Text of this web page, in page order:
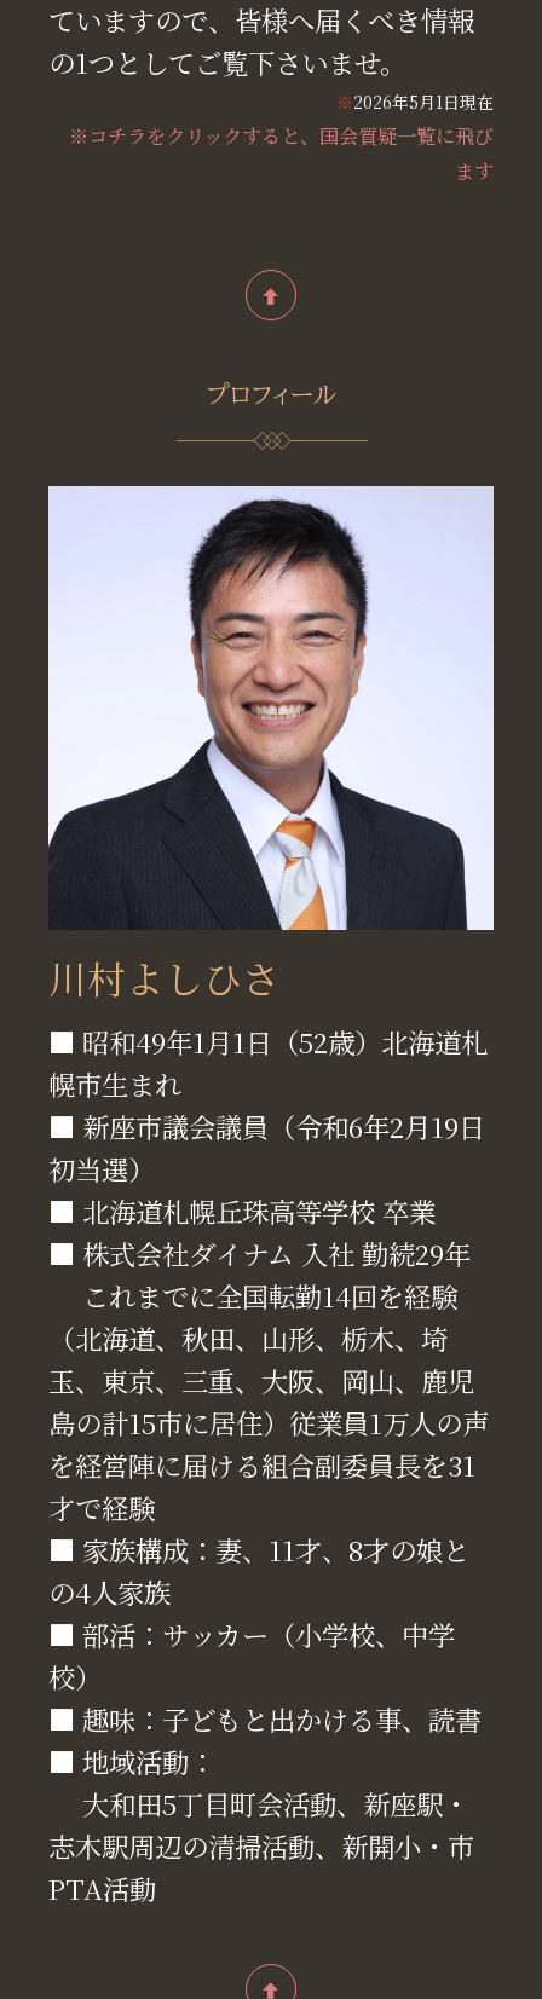
ていますので、皆様へ届くべき情報
の1つとしてご覧下さいませ。
※2026年5月1日現在
※コチラをクリックすると、国会質疑一覧に飛び
ます
プロフィール
川村よしひさ
■ 昭和49年1月1日（52歳）北海道札
幌市生まれ
■ 新座市議会議員（令和6年2月19日
初当選）
■ 北海道札幌丘珠高等学校 卒業
■ 株式会社ダイナム 入社 勤続29年
これまでに全国転勤14回を経験
（北海道、秋田、山形、栃木、埼
玉、東京、三重、大阪、岡山、鹿児
島の計15市に居住）従業員1万人の声
を経営陣に届ける組合副委員長を31
才で経験
■ 家族構成：妻、11才、8才の娘と
の4人家族
■ 部活：サッカー（小学校、中学
校）
■ 趣味：子どもと出かける事、読書
■ 地域活動：
大和田5丁目町会活動、新座駅・
志木駅周辺の清掃活動、新開小・市
PTA活動